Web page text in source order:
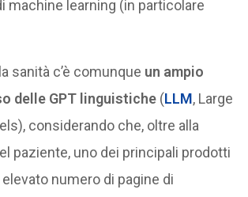
machine learning (in particolare
sanità c’è comunque un ampio
delle GPT linguistiche (LLM, Large
considerando che, oltre alla
paziente, uno dei principali prodotti
numero di pagine di